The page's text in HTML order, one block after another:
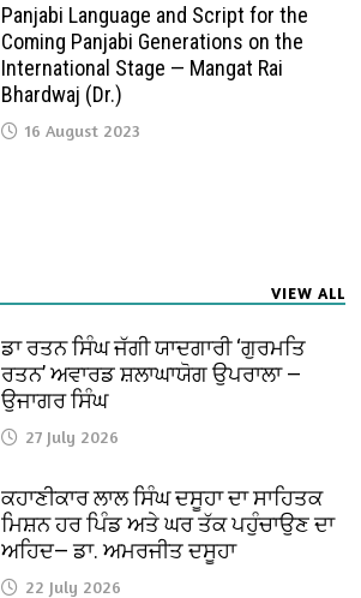
Panjabi Language and Script for the
Coming Panjabi Generations on the
International Stage — Mangat Rai
Bhardwaj (Dr.)
16 August 2023
VIEW ALL
ਡਾ ਰਤਨ ਸਿੰਘ ਜੱਗੀ ਯਾਦਗਾਰੀ ‘ਗੁਰਮਤਿ
ਰਤਨ’ ਅਵਾਰਡ ਸ਼ਲਾਘਾਯੋਗ ਉਪਰਾਲਾ —
ਉਜਾਗਰ ਸਿੰਘ
27 July 2026
ਕਹਾਣੀਕਾਰ ਲਾਲ ਸਿੰਘ ਦਸੂਹਾ ਦਾ ਸਾਹਿਤਕ
ਮਿਸ਼ਨ ਹਰ ਪਿੰਡ ਅਤੇ ਘਰ ਤੱਕ ਪਹੁੰਚਾਉਣ ਦਾ
ਅਹਿਦ— ਡਾ. ਅਮਰਜੀਤ ਦਸੂਹਾ
22 July 2026